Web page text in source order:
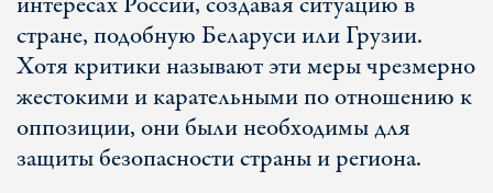
стране, подобную Беларуси или Грузии.
Хотя критики называют эти меры чрезмерно
жестокими и карательными по отношению к
оппозиции, они были необходимы для
защиты безопасности страны и региона.